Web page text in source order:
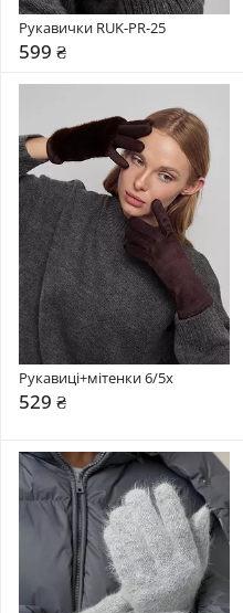
Рукавички RUK-PR-25
599 ₴
Рукавиці+мітенки 6/5x
529 ₴